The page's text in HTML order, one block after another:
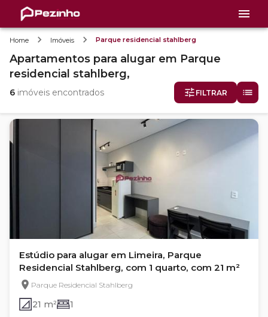
Home Imóveis Parque residencial stahlberg
Apartamentos para alugar em Parque
residencial stahlberg,
6 imóveis encontrados FILTRAR
Estúdio para alugar em Limeira, Parque
Residencial Stahlberg, com 1 quarto, com 21 m²
Parque Residencial Stahlberg
21 m² 1